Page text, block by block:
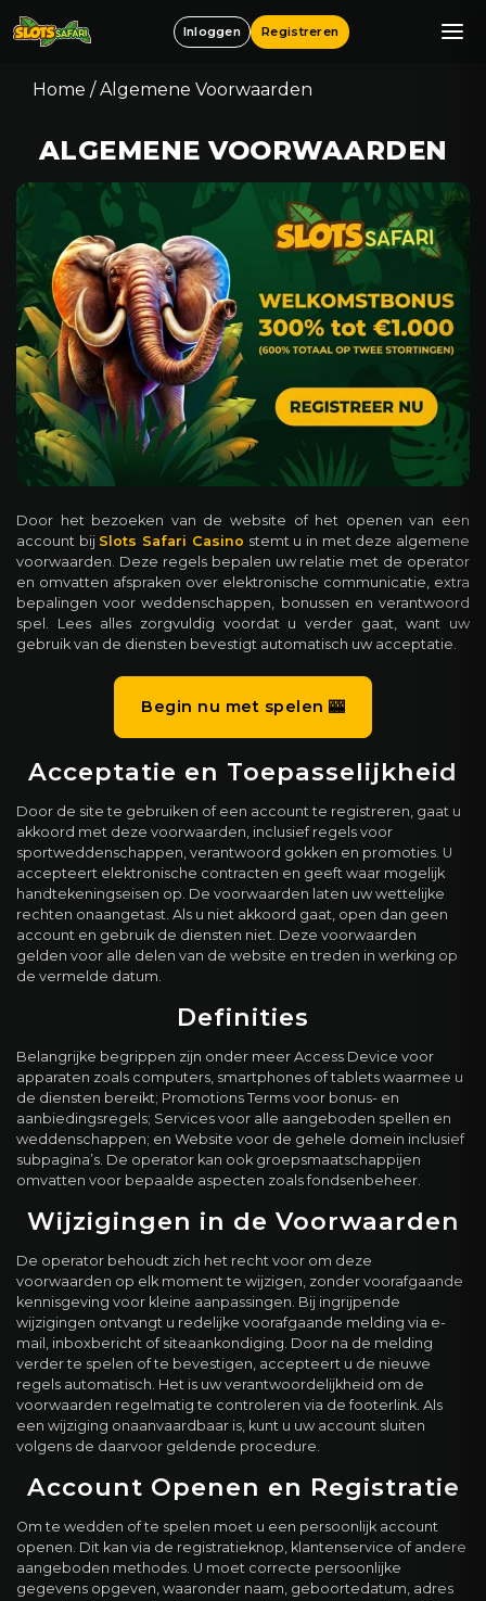
Inloggen Registreren
Home / Algemene Voorwaarden
ALGEMENE VOORWAARDEN
Door het bezoeken van de website of het openen van een
account bij Slots Safari Casino stemt u in met deze algemene
voorwaarden. Deze regels bepalen uw relatie met de operator
en omvatten afspraken over elektronische communicatie, extra
bepalingen voor weddenschappen, bonussen en verantwoord
spel. Lees alles zorgvuldig voordat u verder gaat, want uw
gebruik van de diensten bevestigt automatisch uw acceptatie.
Begin nu met spelen 🎰
Acceptatie en Toepasselijkheid
Door de site te gebruiken of een account te registreren, gaat u
akkoord met deze voorwaarden, inclusief regels voor
sportweddenschappen, verantwoord gokken en promoties. U
accepteert elektronische contracten en geeft waar mogelijk
handtekeningseisen op. De voorwaarden laten uw wettelijke
rechten onaangetast. Als u niet akkoord gaat, open dan geen
account en gebruik de diensten niet. Deze voorwaarden
gelden voor alle delen van de website en treden in werking op
de vermelde datum.
Definities
Belangrijke begrippen zijn onder meer Access Device voor
apparaten zoals computers, smartphones of tablets waarmee u
de diensten bereikt; Promotions Terms voor bonus- en
aanbiedingsregels; Services voor alle aangeboden spellen en
weddenschappen; en Website voor de gehele domein inclusief
subpagina’s. De operator kan ook groepsmaatschappijen
omvatten voor bepaalde aspecten zoals fondsenbeheer.
Wijzigingen in de Voorwaarden
De operator behoudt zich het recht voor om deze
voorwaarden op elk moment te wijzigen, zonder voorafgaande
kennisgeving voor kleine aanpassingen. Bij ingrijpende
wijzigingen ontvangt u redelijke voorafgaande melding via e-
mail, inboxbericht of siteaankondiging. Door na de melding
verder te spelen of te bevestigen, accepteert u de nieuwe
regels automatisch. Het is uw verantwoordelijkheid om de
voorwaarden regelmatig te controleren via de footerlink. Als
een wijziging onaanvaardbaar is, kunt u uw account sluiten
volgens de daarvoor geldende procedure.
Account Openen en Registratie
Om te wedden of te spelen moet u een persoonlijk account
openen. Dit kan via de registratieknop, klantenservice of andere
aangeboden methodes. U moet correcte persoonlijke
gegevens opgeven, waaronder naam, geboortedatum, adres